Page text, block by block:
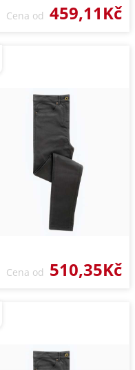
Cena od 459,11Kč
Cena od 510,35Kč